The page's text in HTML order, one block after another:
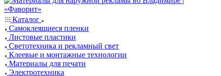
Каталог
Самоклеящиеся пленки
Листовые пластики
Светотехника и рекламный свет
Клеевые и монтажные технологии
Материалы для печати
Электротехника